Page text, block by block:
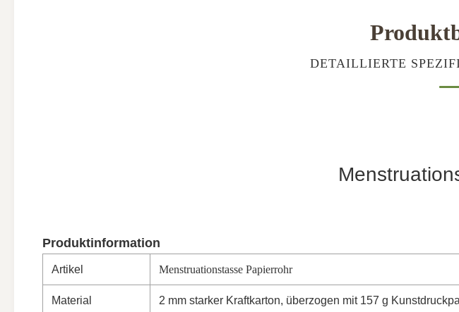
DETAILLIERTE
Produktinformation
Artikel Menstruationstasse Papierrohr
Material 2 mm starker Kraftkarton, überzogen mit 157 g